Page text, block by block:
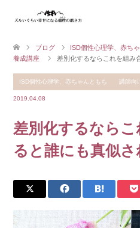
ブログ ISD個性心理学、赤ち
養成講座
差別化するならこれを組み
ISD個性心理学、赤ちゃんともち 講師向
2019.04.08
差別化するなら
ると誰にも真似さ